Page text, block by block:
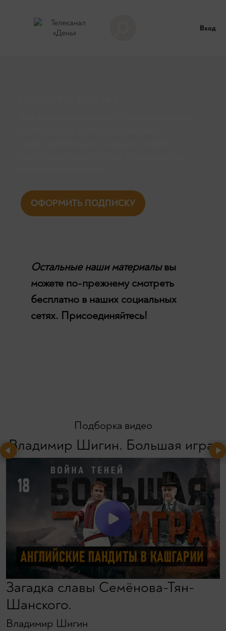
Вход
ОФОРМИТЬ ПОДПИСКУ
Остальные наши материалывы
можете по-прежнему смотреть
бесплатно в наших социальных
сетях. Присоединяйтесь!
Подборка видео
Владимир Шигин. Большая игра.
Загадка славы Семёнова-Тян-
Шанского.
Владимир Шигин